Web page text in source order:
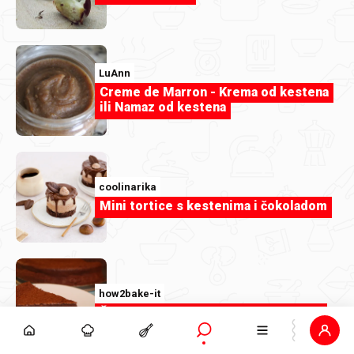
Ups, nešto je pošlo po zlu!
Dogodila se greška na poslužitelju. Pokušaj osvježiti
stranicu ili se vrati na naslovnicu i pokušaj ponovno.
LuAnn
Creme de Marron - Krema od kestena
ili Namaz od kestena
coolinarika
Mini tortice s kestenima i čokoladom
how2bake-it
Čokoladni kesten kolač - bez brašna!